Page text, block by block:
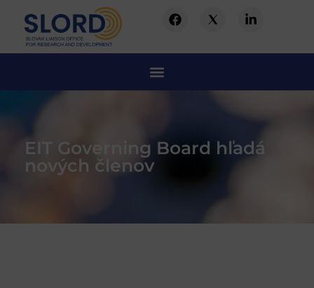
EIT Governing Board hľadá
nových členov